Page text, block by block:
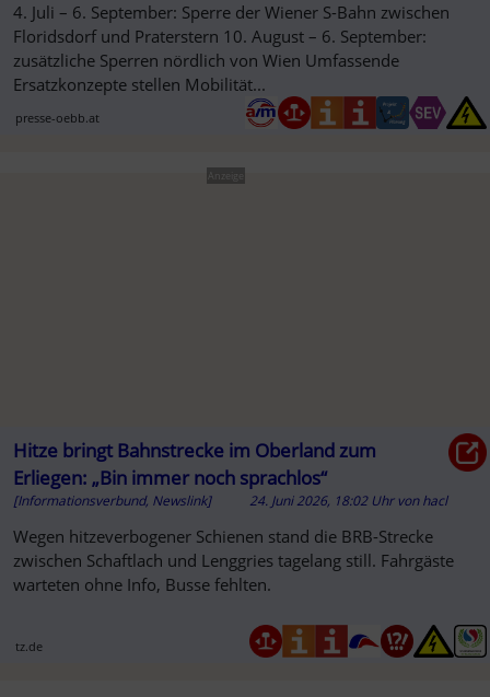
4. Juli – 6. September: Sperre der Wiener S-Bahn zwischen
Floridsdorf und Praterstern 10. August – 6. September:
zusätzliche Sperren nördlich von Wien Umfassende
Ersatzkonzepte stellen Mobilität...
presse-oebb.at
Anzeige
Hitze bringt Bahnstrecke im Oberland zum
Erliegen: „Bin immer noch sprachlos“
[Informationsverbund, Newslink] 24. Juni 2026, 18:02 Uhr vonhacl
Wegen hitzeverbogener Schienen stand die BRB-Strecke
zwischen Schaftlach und Lenggries tagelang still. Fahrgäste
warteten ohne Info, Busse fehlten.
tz.de